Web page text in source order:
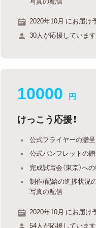
2020年10月 にお届け
30人が応援しています
10000 円
けっこう応援！
公式フライヤーの贈呈
公式パンフレットの
完成試写会（東京）へ
制作/配給の進捗状況
写真の配信
2020年10月 にお届け
54人が応援しています